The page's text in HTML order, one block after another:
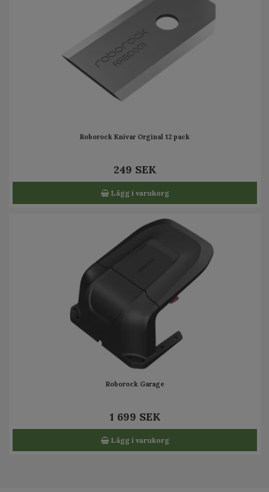
Roborock Knivar Orginal 12 pack
249 SEK
Lägg i varukorg
Roborock Garage
1 699 SEK
Lägg i varukorg